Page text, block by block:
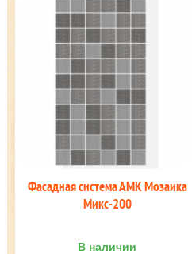
Фасадная система АМК Мозаика
Микс-200
В наличии